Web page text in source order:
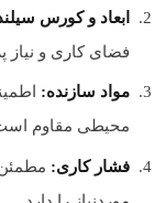
ابعاد و کورس
فضای کاری و نیاز
مواد سازنده:
محیطی مقاوم
فشار کاری: